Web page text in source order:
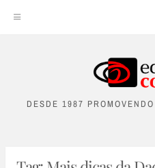
contentDESDE 1987